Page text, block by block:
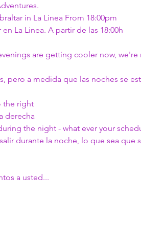
in La Linea From 18:00pm
La Linea. A partir de las 18:00h
are getting cooler now,
pero a medida que las noches se
the right
derecha
the night - what ever your
durante la noche, lo que sea que
a usted...